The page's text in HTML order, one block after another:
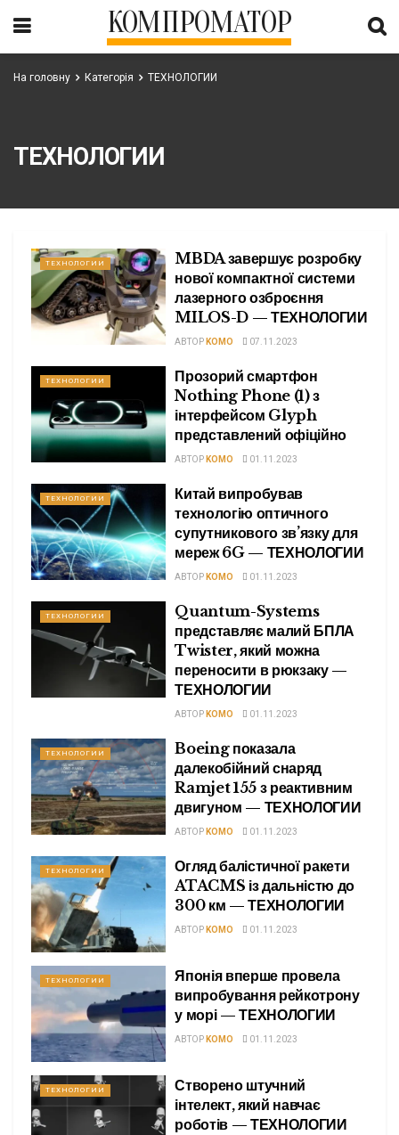
КОМПРОМАТОР
На головну Категорія ТЕХНОЛОГИИ
ТЕХНОЛОГИИ
ТЕХНОЛОГИИ
MBDA завершує розробку
нової компактної системи
лазерного озброєння
MILOS-D — ТЕХНОЛОГИИ
АВТОР KOMO 07.11.2023
ТЕХНОЛОГИИ
Прозорий смартфон
Nothing Phone (1) з
інтерфейсом Glyph
представлений офіційно
АВТОР KOMO 01.11.2023
ТЕХНОЛОГИИ
Китай випробував
технологію оптичного
супутникового зв’язку для
мереж 6G — ТЕХНОЛОГИИ
АВТОР KOMO 01.11.2023
ТЕХНОЛОГИИ
Quantum-Systems
представляє малий БПЛА
Twister, який можна
переносити в рюкзаку —
ТЕХНОЛОГИИ
АВТОР KOMO 01.11.2023
ТЕХНОЛОГИИ
Boeing показала
далекобійний снаряд
Ramjet 155 з реактивним
двигуном — ТЕХНОЛОГИИ
АВТОР KOMO 01.11.2023
ТЕХНОЛОГИИ
Огляд балістичної ракети
ATACMS із дальністю до
300 км — ТЕХНОЛОГИИ
АВТОР KOMO 01.11.2023
ТЕХНОЛОГИИ
Японія вперше провела
випробування рейкотрону
у морі — ТЕХНОЛОГИИ
АВТОР KOMO 01.11.2023
ТЕХНОЛОГИИ
Створено штучний
інтелект, який навчає
роботів — ТЕХНОЛОГИИ